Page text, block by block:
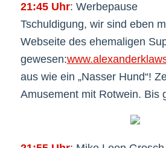
21:45 Uhr: Werbepause
Tschuldigung, wir sind eben
Webseite des ehemaligen
gewesen:
aus wie ein „Nasser Hund“!
Amusement mit Rotwein. Bis